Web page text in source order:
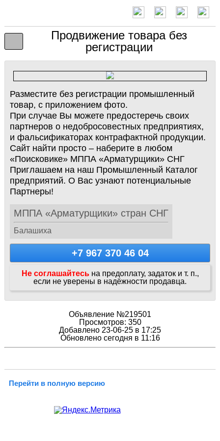
Продвижение товара без
регистрации
Разместите без регистрации промышленный
товар, с приложением фото.
При случае Вы можете предостеречь своих
партнеров о недобросовестных предприятиях,
и фальсификаторах контрафактной продукции.
Сайт найти просто – наберите в любом
«Поисковике» МППА «Арматурщики» СНГ
Приглашаем на наш Промышленный Каталог
предприятий. О Вас узнают потенциальные
Партнеры!
МППА «Арматурщики» стран СНГ
Балашиха
+7 967 370 46 04
Не соглашайтесь на предоплату, задаток и т. п.,
если не уверены в надёжности продавца.
Объявление №219501
Просмотров: 350
Добавлено 23-06-25 в 17:25
Обновлено сегодня в 11:16
Перейти в полную версию